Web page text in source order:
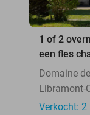
1 of 2
een fles
Domaine
Libramont-
Verkocht: 2